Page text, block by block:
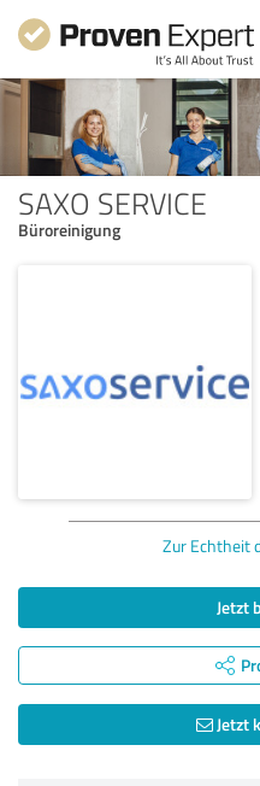
SAXO SERVICE
Büroreinigung
Zur Echtheit
Jetzt
Jetzt